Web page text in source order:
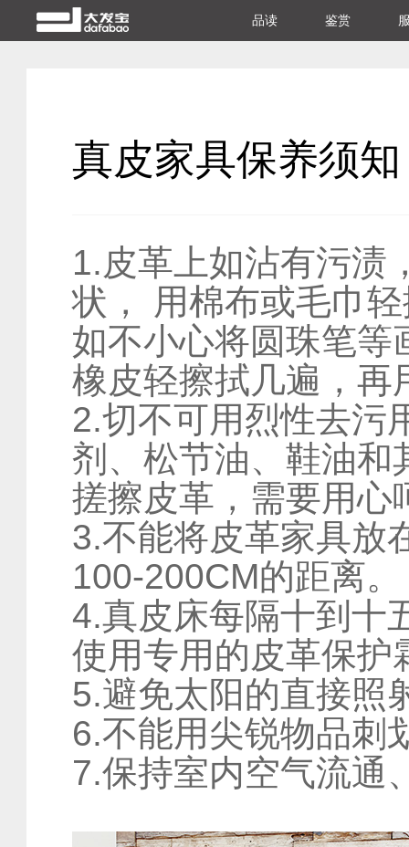
品读 鉴赏
真皮家具保养须
1.皮革上如沾有污渍
状， 用棉布或毛巾
如不小心将圆珠笔等
橡皮轻擦拭几遍，再
2.切不可用烈性去污
剂、松节油、鞋油和
搓擦皮革，需要用心
3.不能将皮革家具放
100-200CM的距离。
4.真皮床每隔十到十
使用专用的皮革保护
5.避免太阳的直接照
6.不能用尖锐物品刺
7.保持室内空气流通